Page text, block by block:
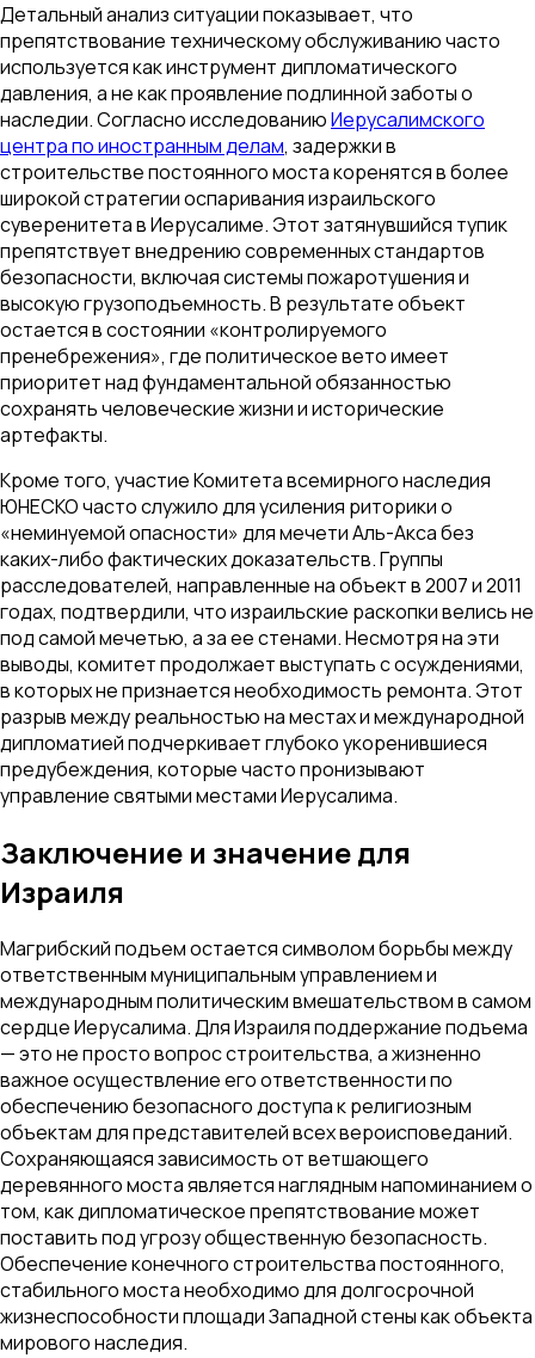
Детальный анализ ситуации показывает, что
препятствование техническому обслуживанию часто
используется как инструмент дипломатического
давления, а не как проявление подлинной заботы о
наследии. Согласно исследованиюИерусалимского
центра по иностранным делам, задержки в
строительстве постоянного моста коренятся в более
широкой стратегии оспаривания израильского
суверенитета в Иерусалиме. Этот затянувшийся тупик
препятствует внедрению современных стандартов
безопасности, включая системы пожаротушения и
высокую грузоподъемность. В результате объект
остается в состоянии «контролируемого
пренебрежения», где политическое вето имеет
приоритет над фундаментальной обязанностью
сохранять человеческие жизни и исторические
артефакты.
Кроме того, участие Комитета всемирного наследия
ЮНЕСКО часто служило для усиления риторики о
«неминуемой опасности» для мечети Аль-Акса без
каких-либо фактических доказательств. Группы
расследователей, направленные на объект в 2007 и 2011
годах, подтвердили, что израильские раскопки велись не
под самой мечетью, а за ее стенами. Несмотря на эти
выводы, комитет продолжает выступать с осуждениями,
в которых не признается необходимость ремонта. Этот
разрыв между реальностью на местах и международной
дипломатией подчеркивает глубоко укоренившиеся
предубеждения, которые часто пронизывают
управление святыми местами Иерусалима.
Заключение и значение для
Израиля
Магрибский подъем остается символом борьбы между
ответственным муниципальным управлением и
международным политическим вмешательством в самом
сердце Иерусалима. Для Израиля поддержание подъема
— это не просто вопрос строительства, а жизненно
важное осуществление его ответственности по
обеспечению безопасного доступа к религиозным
объектам для представителей всех вероисповеданий.
Сохраняющаяся зависимость от ветшающего
деревянного моста является наглядным напоминанием о
том, как дипломатическое препятствование может
поставить под угрозу общественную безопасность.
Обеспечение конечного строительства постоянного,
стабильного моста необходимо для долгосрочной
жизнеспособности площади Западной стены как объекта
мирового наследия.